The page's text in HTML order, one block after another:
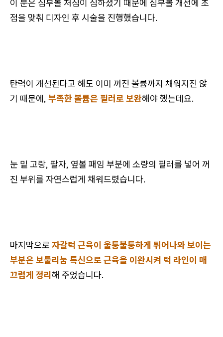
이 분은 심부볼 처짐이 심하셨기 때문에 심부볼 개선에 초
점을 맞춰 디자인 후 시술을 진행했습니다.
탄력이 개선된다고 해도 이미 꺼진 볼륨까지 채워지진 않
기 때문에, 부족한 볼륨은 필러로 보완해야 했는데요.
눈 밑 고랑, 팔자, 옆볼 패임 부분에 소량의 필러를 넣어 꺼
진 부위를 자연스럽게 채워드렸습니다.
마지막으로 자갈턱 근육이 울퉁불퉁하게 튀어나와 보이는
부분은 보툴리눔 톡신으로 근육을 이완시켜 턱 라인이 매
끄럽게 정리해 주었습니다.